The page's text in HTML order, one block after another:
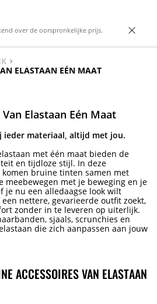
over de oorspronkelijke prijs.
ELASTAAN EÉN MAAT
Elastaan Eén Maat
materiaal, altijd met jou.
met één maat bieden de
en tijdloze stijl. In deze
bruine tinten samen met
meebewegen met je beweging en je
je nu een alledaagse look wilt
nettere, gevarieerde outfit zoekt,
zonder in te leveren op uiterlijk.
sjaals, scrunchies en
die zich aanpassen aan jouw
ACCESSOIRES VAN ELASTAAN